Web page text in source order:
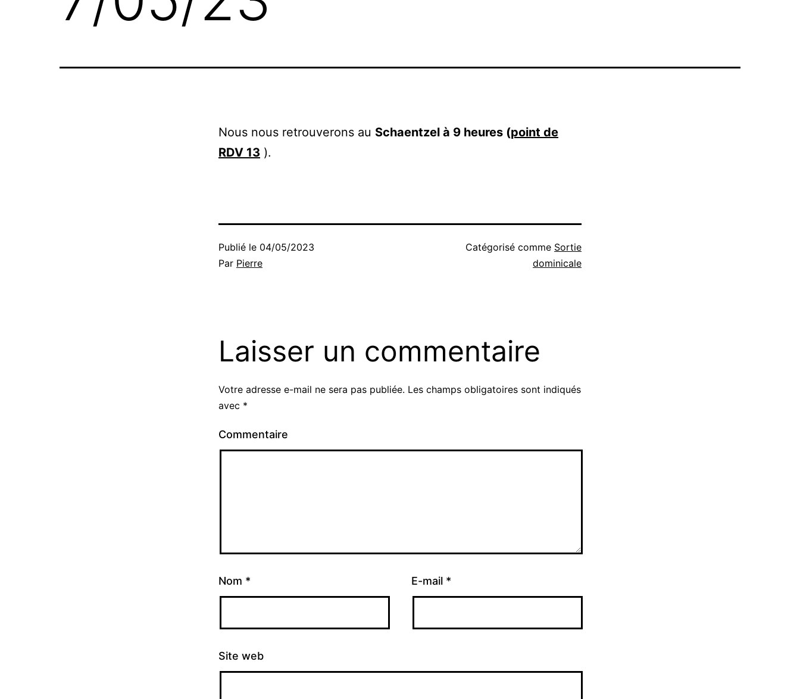
Nous nous retrouverons au Schaentzel à 9 heures (point de
RDV 13 ).
Publié le 04/05/2023
Par Pierre
Catégorisé comme Sortie
dominicale
Laisser un commentaire
Votre adresse e-mail ne sera pas publiée. Les champs obligatoires sont indiqués
avec *
Commentaire
Nom * E-mail *
Site web